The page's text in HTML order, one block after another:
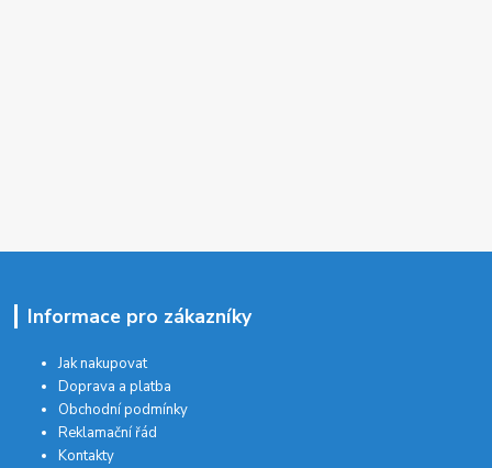
Informace pro zákazníky
Jak nakupovat
Doprava a platba
Obchodní podmínky
Reklamační řád
Kontakty